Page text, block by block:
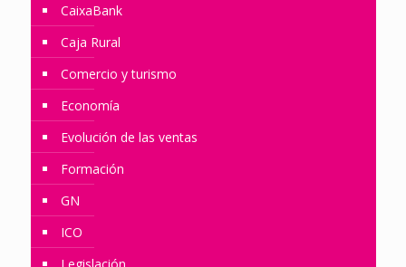
CaixaBank
Caja Rural
Comercio y turismo
Economía
Evolución de las ventas
Formación
GN
ICO
Legislación